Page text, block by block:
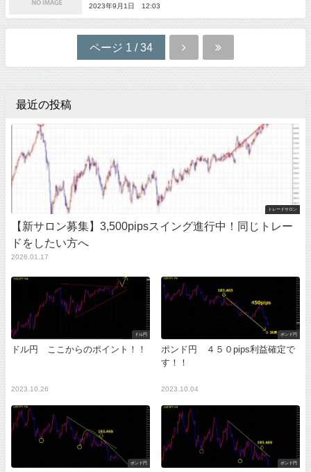
2023年9月1日 12:03
ページ 1 / 34
最近の投稿
トレードサロン
【新サロン募集】3,500pipsスイング進行中！同じトレー
ドをしたい方へ
2026.01.17
ドル円
ドル円 ここからのポイント！！
2023.10.26
ポンド円
ポンド円 ４５０pips利益確定で
す！！
2023.10.04
ポンド円 ポンド円